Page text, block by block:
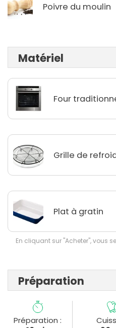
Poivre du moulin
Matériel
Four
Grille de
Plat à gratin
En cliquant sur "Acheter", vous
Préparation
Préparation :